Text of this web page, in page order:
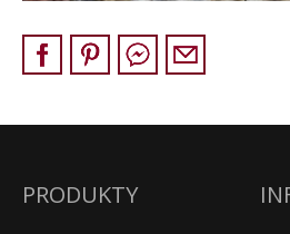
Solitéry
Výrobky z kamene na zakázku
Creative Floor
PRODUKTY